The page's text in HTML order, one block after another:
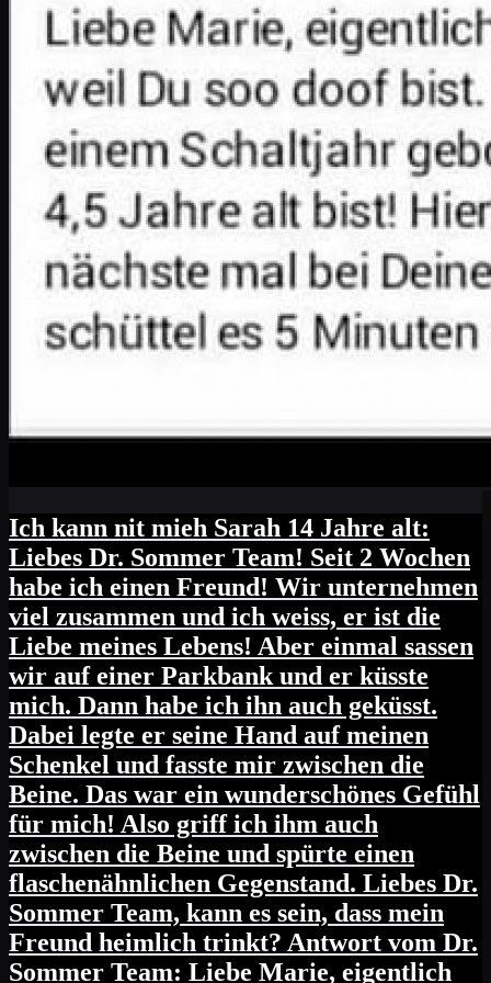
Ich kann nit mieh Sarah 14 Jahre alt:
Liebes Dr. Sommer Team! Seit 2 Wochen
habe ich einen Freund! Wir unternehmen
viel zusammen und ich weiss, er ist die
Liebe meines Lebens! Aber einmal sassen
wir auf einer Parkbank und er küsste
mich. Dann habe ich ihn auch geküsst.
Dabei legte er seine Hand auf meinen
Schenkel und fasste mir zwischen die
Beine. Das war ein wunderschönes Gefühl
für mich! Also griff ich ihm auch
zwischen die Beine und spürte einen
flaschenähnlichen Gegenstand. Liebes Dr.
Sommer Team, kann es sein, dass mein
Freund heimlich trinkt? Antwort vom Dr.
Sommer Team: Liebe Marie, eigentlich